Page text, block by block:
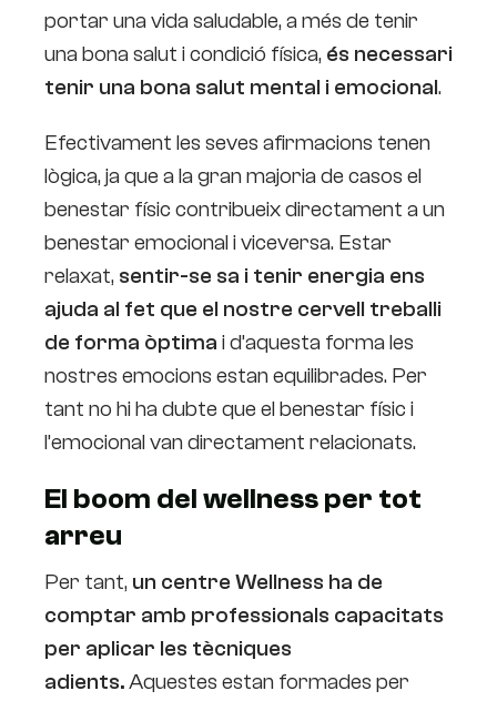
portar una vida saludable, a més de tenir
una bona salut i condició física, és necessari
tenir una bona salut mental i emocional.
Efectivament les seves afirmacions tenen
lògica, ja que a la gran majoria de casos el
benestar físic contribueix directament a un
benestar emocional i viceversa. Estar
relaxat, sentir-se sa i tenir energia ens
ajuda al fet que el nostre cervell treballi
de forma òptima i d’aquesta forma les
nostres emocions estan equilibrades. Per
tant no hi ha dubte que el benestar físic i
l’emocional van directament relacionats.
El boom del wellness per tot
arreu
Per tant, un centre Wellness ha de
comptar amb professionals capacitats
per aplicar les tècniques
adients.Aquestes estan formades per